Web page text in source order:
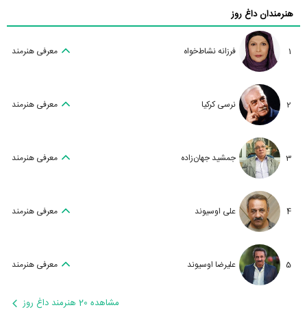
هنرمندان داغ روز
1 فرزانه نشاط‌خواه معرفی هنرمند
2 نرسی کرکیا معرفی هنرمند
3 جمشید جهان‌زاده معرفی هنرمند
4 علی اوسیوند معرفی هنرمند
5 علیرضا اوسیوند معرفی هنرمند
مشاهده 20 هنرمند داغ روز